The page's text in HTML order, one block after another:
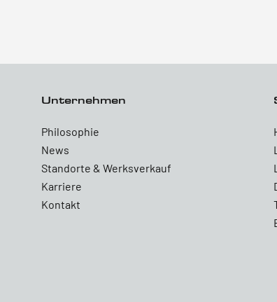
Unternehmen
Philosophie
News
Standorte & Werksverkauf
Karriere
Kontakt